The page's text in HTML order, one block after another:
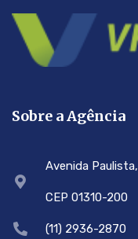
Sobre a Agência
Avenida
CEP 01310-200
(11) 2936-2870